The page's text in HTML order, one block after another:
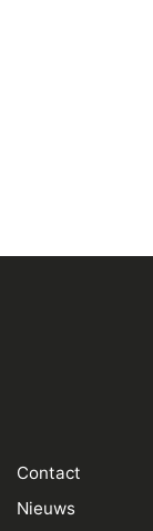
Contact
Nieuws